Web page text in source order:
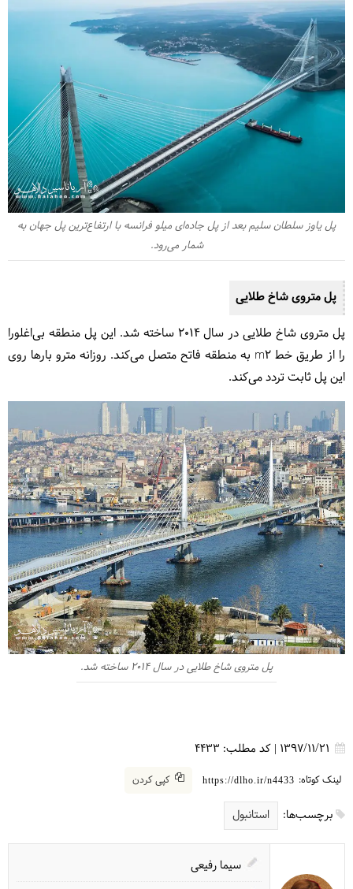
پل یاوز سلطان سلیم بعد از پل جاده‌ای میلو فرانسه با ارتفاع‌ترین پل جهان به
شمار می‌رود.
پل متروی شاخ طلایی
پل متروی شاخ طلایی در سال 2014 ساخته شد. این پل منطقه بی‌اغلورا
رااز طریق خط m2
به منطقه فاتح متصل می‌کند. روزانه مترو بارها روی
این پل ثابت تردد می‌کند.
پل متروی شاخ طلایی در سال 2014 ساخته شد.
1397/11/21
| کد مطلب: 4433
لینک کوتاه: https://dlho.ir/n4433 کپی کردن
برچسب‌ها: استانبول
سیما رفیعی